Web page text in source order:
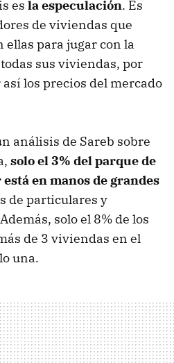
es la especulación. Es
de viviendas que
ellas para jugar con la
sus viviendas, por
los precios del mercado
análisis de Sareb sobre
solo el 3% del parque de
en manos de grandes
de particulares y
solo el 8% de los
de 3 viviendas en el
una.